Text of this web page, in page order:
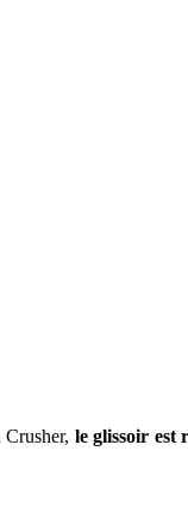
le glissoir est